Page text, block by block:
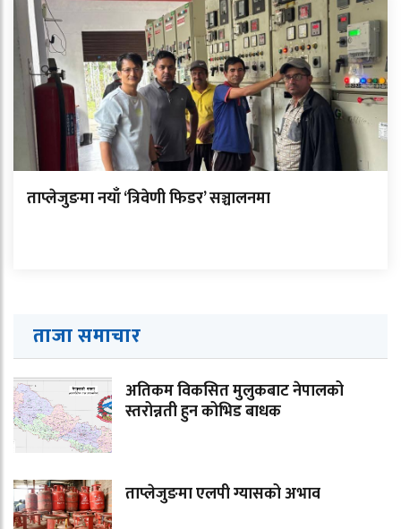
ताप्लेजुङमा नयाँ ‘त्रिवेणी फिडर’ सञ्चालनमा
ताजा समाचार
अतिकम विकसित मुलुकबाट नेपालको
स्तरोन्नती हुन कोभिड बाधक
ताप्लेजुङमा एलपी ग्यासको अभाव